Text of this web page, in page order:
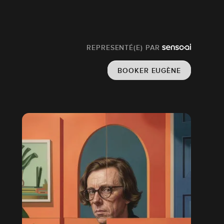
REPRESENTÉ(E) PAR
BOOKER EUGÈNE